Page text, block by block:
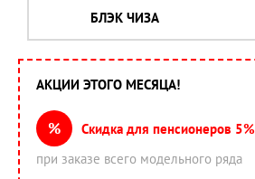
БЛЭК ЧИЗА
АКЦИИ ЭТОГО МЕСЯЦА!
%
Скидка для пенсионеров 5%
при заказе всего модельного ряда